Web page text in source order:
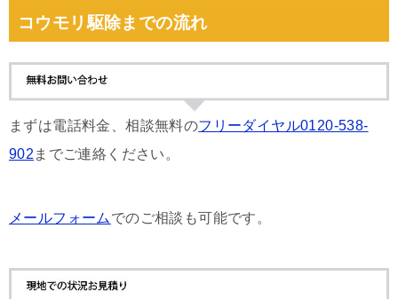
コウモリ駆除までの流れ
まずは電話料金、相談無料のフリーダイヤル0120-538-
902 までご連絡ください。
メールフォーム でのご相談も可能です。